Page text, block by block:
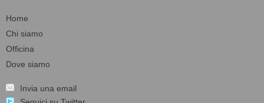
Home
Chi siamo
Officina
Dove siamo
Invia una email